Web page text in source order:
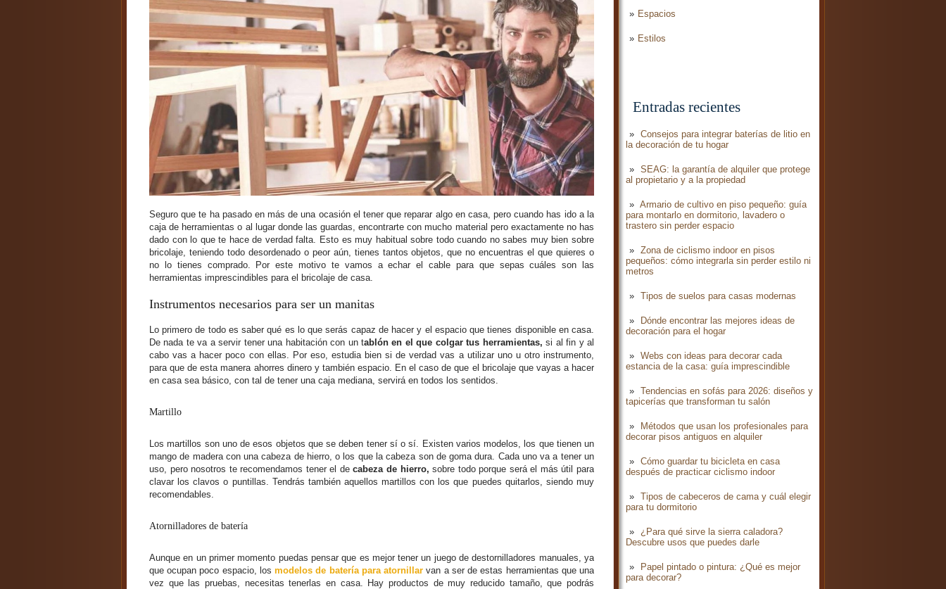
Espacios
Estilos
Entradas recientes
Consejos para integrar baterías de litio en
la decoración de tu hogar
SEAG: la garantía de alquiler que protege
al propietario y a la propiedad
Armario de cultivo en piso pequeño: guía
para montarlo en dormitorio, lavadero o
trastero sin perder espacio
Zona de ciclismo indoor en pisos
pequeños: cómo integrarla sin perder estilo ni
metros
Tipos de suelos para casas modernas​
Dónde encontrar las mejores ideas de
decoración para el hogar
Webs con ideas para decorar cada
estancia de la casa: guía imprescindible
Tendencias en sofás para 2026: diseños y
tapicerías que transforman tu salón
Métodos que usan los profesionales para
decorar pisos antiguos en alquiler
Cómo guardar tu bicicleta en casa
después de practicar ciclismo indoor
Tipos de cabeceros de cama y cuál elegir
para tu dormitorio
¿Para qué sirve la sierra caladora?
Descubre usos que puedes darle
Papel pintado o pintura: ¿Qué es mejor
para decorar?
Seguro que te ha pasado en más de una ocasión el tener que reparar algo en casa, pero cuando has ido a la
caja de herramientas o al lugar donde las guardas, encontrarte con mucho material pero exactamente no has
dado con lo que te hace de verdad falta. Esto es muy habitual sobre todo cuando no sabes muy bien sobre
bricolaje, teniendo todo desordenado o peor aún, tienes tantos objetos, que no encuentras el que quieres o
no lo tienes comprado. Por este motivo te vamos a echar el cable para que sepas cuáles son las
herramientas imprescindibles para el bricolaje de casa.
Instrumentos necesarios para ser un manitas
Lo primero de todo es saber qué es lo que serás capaz de hacer y el espacio que tienes disponible en casa.
De nada te va a servir tener una habitación con un tablón en el que colgar tus herramientas, si al fin y al
cabo vas a hacer poco con ellas. Por eso, estudia bien si de verdad vas a utilizar uno u otro instrumento,
para que de esta manera ahorres dinero y también espacio. En el caso de que el bricolaje que vayas a hacer
en casa sea básico, con tal de tener una caja mediana, servirá en todos los sentidos.
Martillo
Los martillos son uno de esos objetos que se deben tener sí o sí. Existen varios modelos, los que tienen un
mango de madera con una cabeza de hierro, o los que la cabeza son de goma dura. Cada uno va a tener un
uso, pero nosotros te recomendamos tener el decabeza de hierro, sobre todo porque será el más útil para
clavar los clavos o puntillas. Tendrás también aquellos martillos con los que puedes quitarlos, siendo muy
recomendables.
Atornilladores de batería
Aunque en un primer momento puedas pensar que es mejor tener un juego de destornilladores manuales, ya
que ocupan poco espacio, losmodelos de batería para atornillar van a ser de estas herramientas que una
vez que las pruebas, necesitas tenerlas en casa. Hay productos de muy reducido tamaño, que podrás